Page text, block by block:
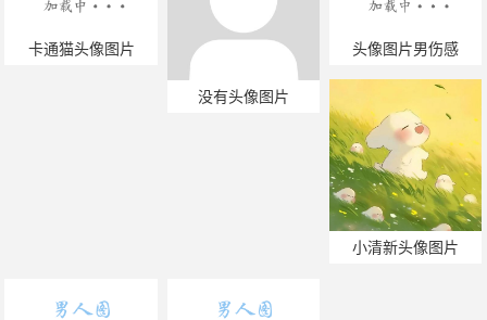
卡通猫头像图片
没有头像图片
头像图片男伤感
小清新头像图片